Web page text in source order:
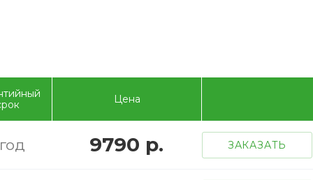
Цена
9790 р. ЗАКАЗАТЬ